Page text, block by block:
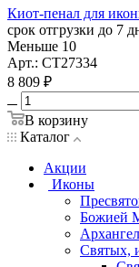
Киот-пенал для
срок отгрузки до 7
Меньше 10
Арт.: СТ27334
8 809 ₽
В корзину
Каталог
Акции
Иконы
Божией
Святых,